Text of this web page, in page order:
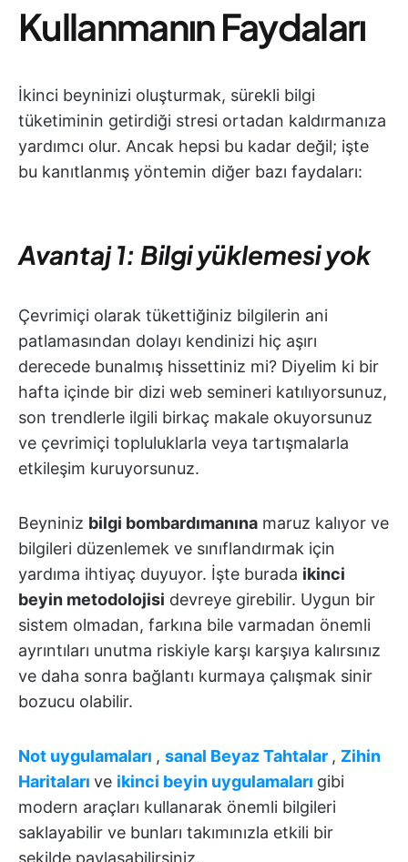
Kullanmanın Faydaları
İkinci beyninizi oluşturmak, sürekli bilgi
tüketiminin getirdiği stresi ortadan kaldırmanıza
yardımcı olur. Ancak hepsi bu kadar değil; işte
bu kanıtlanmış yöntemin diğer bazı faydaları:
Avantaj 1: Bilgi yüklemesi yok
Çevrimiçi olarak tükettiğiniz bilgilerin ani
patlamasından dolayı kendinizi hiç aşırı
derecede bunalmış hissettiniz mi? Diyelim ki bir
hafta içinde bir dizi web semineri katılıyorsunuz,
son trendlerle ilgili birkaç makale okuyorsunuz
ve çevrimiçi topluluklarla veya tartışmalarla
etkileşim kuruyorsunuz.
Beyniniz bilgi bombardımanına maruz kalıyor ve
bilgileri düzenlemek ve sınıflandırmak için
yardıma ihtiyaç duyuyor. İşte burada ikinci
beyin metodolojisi devreye girebilir. Uygun bir
sistem olmadan, farkına bile varmadan önemli
ayrıntıları unutma riskiyle karşı karşıya kalırsınız
ve daha sonra bağlantı kurmaya çalışmak sinir
bozucu olabilir.
Not uygulamaları , sanal Beyaz Tahtalar , Zihin
Haritaları ve ikinci beyin uygulamaları gibi
modern araçları kullanarak önemli bilgileri
saklayabilir ve bunları takımınızla etkili bir
şekilde paylaşabilirsiniz.